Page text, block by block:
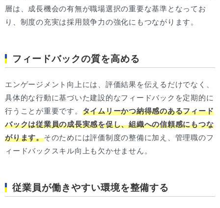
層は、成長機会の有無が職場選択の重要な基準となってお
り、制度の充実は採用競争力の強化にもつながります。
フィードバックの質を高める
エンゲージメント向上には、評価結果を伝えるだけでなく、
具体的な行動に基づいた建設的なフィードバックを定期的に
行うことが重要です。 タイムリーかつ納得感のあるフィード
バックは従業員の成長実感を促し、組織への信頼感にもつな
がります。そのためには評価制度の整備に加え、管理職のフ
ィードバックスキル向上も欠かせません。
従業員が働きやすい環境を整備する